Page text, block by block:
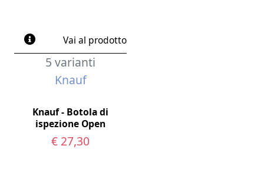
Vai al prodotto
5 varianti
Knauf
Knauf - Botola di
ispezione Open
€ 27,30